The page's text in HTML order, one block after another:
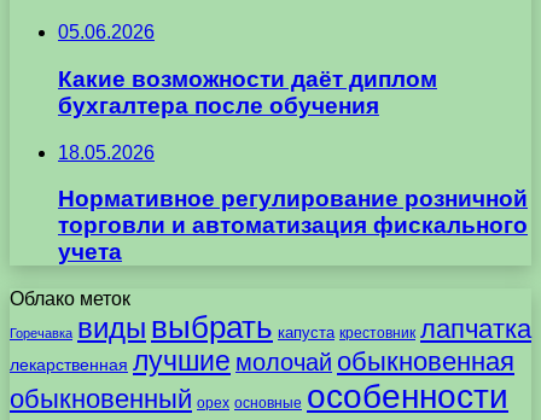
05.06.2026
Какие возможности даёт диплом
бухгалтера после обучения
18.05.2026
Нормативное регулирование розничной
торговли и автоматизация фискального
учета
Облако меток
Горечавка виды выбрать капуста крестовник лапчатка
лекарственная лучшие молочай обыкновенная
обыкновенный орех основные особенности